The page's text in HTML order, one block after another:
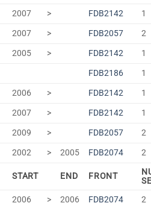
2007 > FDB2142 1
2007 > FDB2057 2
2005 > FDB2142 1
FDB2186
1
2006 > FDB2142 1
2007 > FDB2142 1
2009 > FDB2057 2
2002 > 2005 FDB2074 2
START END FRONT
2006 > 2006 FDB2074 2